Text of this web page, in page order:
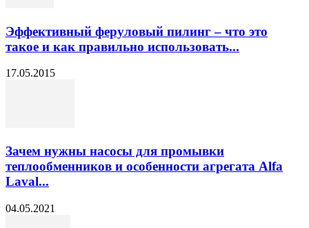
Эффективный феруловый пилинг – что это
такое и как правильно использовать...
17.05.2015
Зачем нужны насосы для промывки
теплообменников и особенности агрегата Alfa
Laval...
04.05.2021